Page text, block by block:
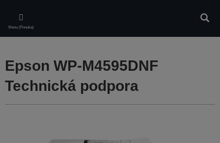
main
content
Menu (Ponuka)
Epson WP-M4595DNF
Technická podpora